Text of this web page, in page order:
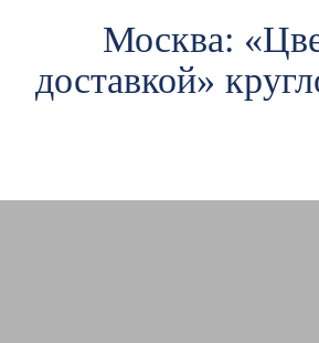
Москва:
доставкой»